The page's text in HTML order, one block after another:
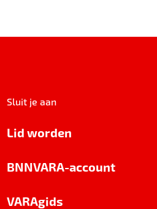
Sluit je aan
Lid worden
BNNVARA-account
VARAgids